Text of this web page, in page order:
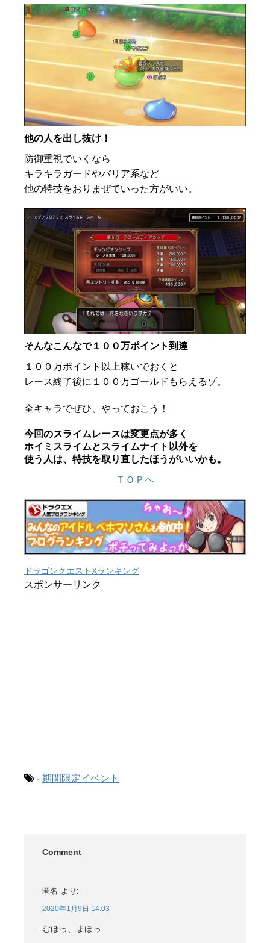
他の人を出し抜け！
防御重視でいくなら
キラキラガードやバリア系など
他の特技をおりまぜていった方がいい。
そんなこんなで１００万ポイント到達
１００万ポイント以上稼いでおくと
レース終了後に１００万ゴールドもらえるゾ。
全キャラでぜひ、やっておこう！
今回のスライムレースは変更点が多く
ホイミスライムとスライムナイト以外を
使う人は、特技を取り直したほうがいいかも。
ＴＯＰへ
ドラゴンクエストXランキング
スポンサーリンク
- 期間限定イベント
Comment
匿名 より:
2020年1月9日 14:03
むほっ、まほっ